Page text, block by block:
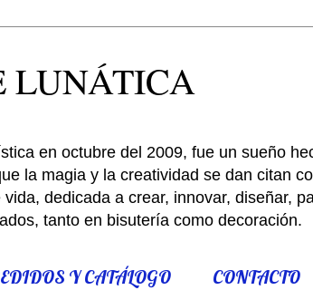
LUNÁTICA
en octubre del 2009, fue un sueño
la magia y la creatividad se dan citan
dedicada a crear, innovar, diseñar,
tanto en bisutería como decoración.
Y CATÁLOGO CONTACTO